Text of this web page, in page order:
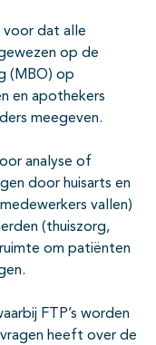
voor dat alle
op de
(MBO) op
en apothekers
meegeven.
analyse of
door huisarts en
vallen)
(thuiszorg,
om patiënten
FTP’s worden
heeft over de